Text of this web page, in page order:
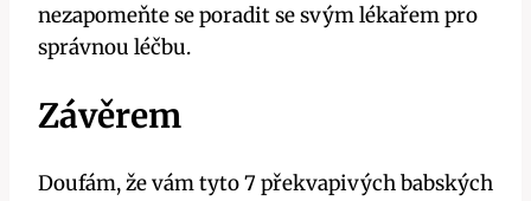
nezapomeňte se poradit se svým lékařem pro
správnou léčbu.
Závěrem
Doufám, že vám tyto 7 překvapivých babských